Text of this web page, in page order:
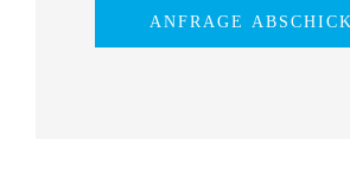
ANFRAGE